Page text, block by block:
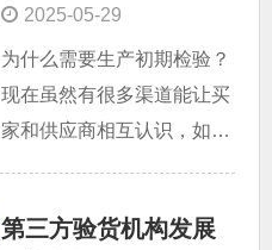
缺陷！公司成立来2008
年，总公司设立在交通便
利、工厂集中的东莞，分公
司辐射广东、浙江、上海、
短的通知期内提供验货服
2025-05-29
为什么需要生产初期检验？
现在虽然有很多渠道能让买
家和供应商相互认识，如传
链的复杂性造成的采购盲点
第三方验货机构发展